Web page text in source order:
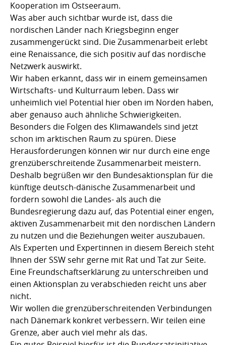
Kooperation im Ostseeraum.
Was aber auch sichtbar wurde ist, dass die
nordischen Länder nach Kriegsbeginn enger
zusammengerückt sind. Die Zusammenarbeit erlebt
eine Renaissance, die sich positiv auf das nordische
Netzwerk auswirkt.
Wir haben erkannt, dass wir in einem gemeinsamen
Wirtschafts- und Kulturraum leben. Dass wir
unheimlich viel Potential hier oben im Norden haben,
aber genauso auch ähnliche Schwierigkeiten.
Besonders die Folgen des Klimawandels sind jetzt
schon im arktischen Raum zu spüren. Diese
Herausforderungen können wir nur durch eine enge
grenzüberschreitende Zusammenarbeit meistern.
Deshalb begrüßen wir den Bundesaktionsplan für die
künftige deutsch-dänische Zusammenarbeit und
fordern sowohl die Landes- als auch die
Bundesregierung dazu auf, das Potential einer engen,
aktiven Zusammenarbeit mit den nordischen Ländern
zu nutzen und die Beziehungen weiter auszubauen.
Als Experten und Expertinnen in diesem Bereich steht
Ihnen der SSW sehr gerne mit Rat und Tat zur Seite.
Eine Freundschaftserklärung zu unterschreiben und
einen Aktionsplan zu verabschieden reicht uns aber
nicht.
Wir wollen die grenzüberschreitenden Verbindungen
nach Dänemark konkret verbessern. Wir teilen eine
Grenze, aber auch viel mehr als das.